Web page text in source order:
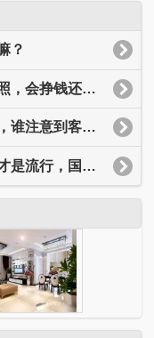
？
“欧派杯”龙口最美老板娘第三组晒照，会挣钱还这么漂亮，你认识她吗？
苏大强装修完新房，如愿住进新家，谁注意到客厅墙上的五个字了？
客厅中间不放沙发？如今这样设计才是流行，国外早就开始了！